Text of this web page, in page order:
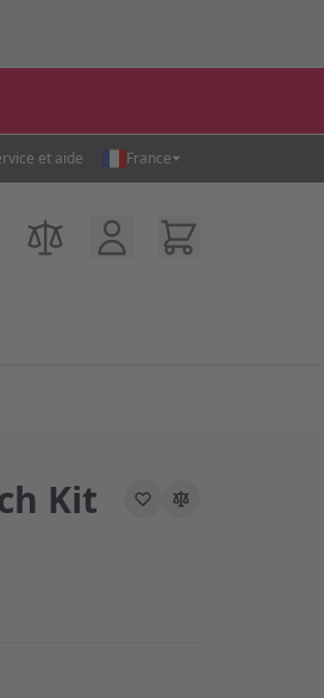
et aide France
category
for Accessoires category
Compte Client
Cart
Kit